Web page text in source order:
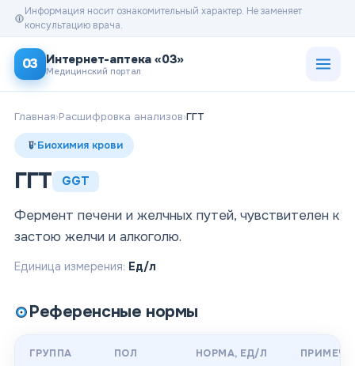
Информация носит ознакомительный характер. Не заменяет
консультацию врача.
03 Интернет-аптека «03»
Медицинский портал
Главная›Расшифровка анализов›ГГТ
Биохимия крови
ГГТ GGT
Фермент печени и желчных путей, чувствителен к
застою желчи и алкоголю.
Единица измерения: Ед/л
Референсные нормы
ГРУППА ПОЛ НОРМА, ЕД/Л